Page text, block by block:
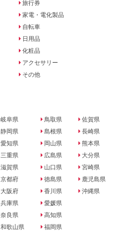
旅行券
家電・電化製品
自転車
日用品
化粧品
アクセサリー
その他
岐阜県
静岡県
愛知県
三重県
滋賀県
京都府
大阪府
兵庫県
奈良県
和歌山県
鳥取県
島根県
岡山県
広島県
山口県
徳島県
香川県
愛媛県
高知県
福岡県
佐賀県
長崎県
熊本県
大分県
宮崎県
鹿児島県
沖縄県